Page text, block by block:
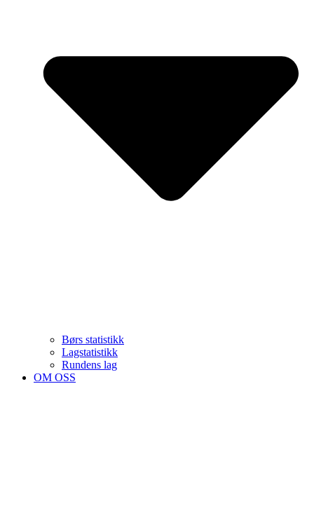
Børs statistikk
Lagstatistikk
Rundens lag
OM OSS